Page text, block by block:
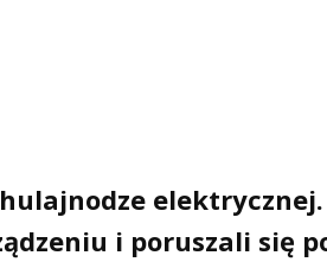
elektrycznej.
i poruszali się